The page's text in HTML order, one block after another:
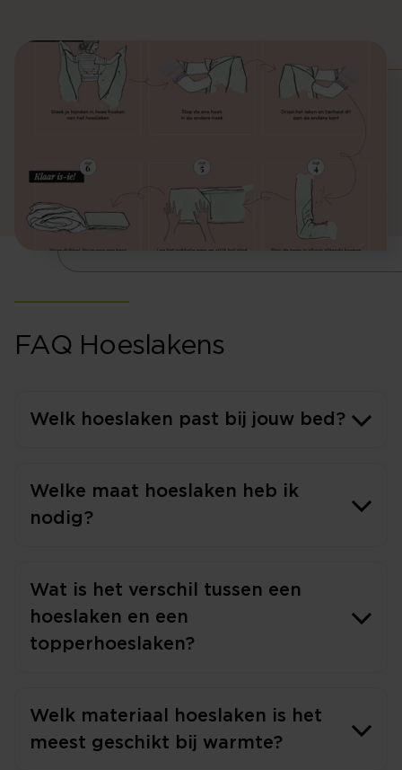
FAQ Hoeslakens
Welk hoeslaken past bij jouw bed?
Welke maat hoeslaken heb ik
nodig?
Wat is het verschil tussen een
hoeslaken en een
topperhoeslaken?
Welk materiaal hoeslaken is het
meest geschikt bij warmte?